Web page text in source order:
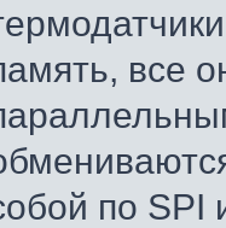
все
по SPI